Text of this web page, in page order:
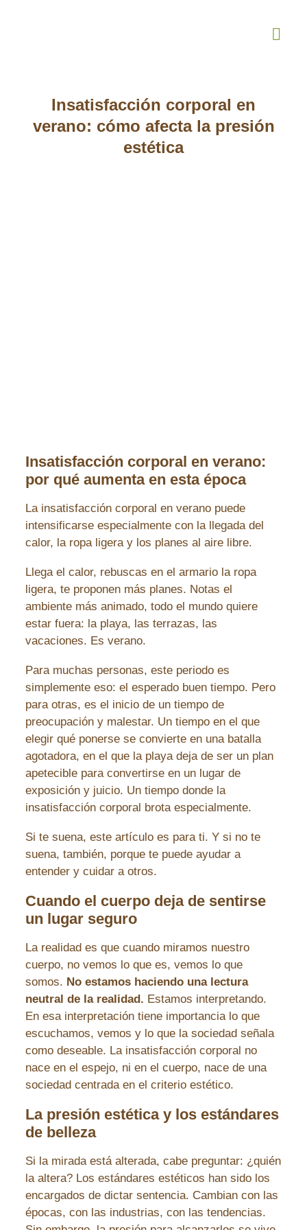
Insatisfacción corporal en
verano: cómo afecta la presión
estética
Insatisfacción corporal en verano:
por qué aumenta en esta época
La insatisfacción corporal en verano puede
intensificarse especialmente con la llegada del
calor, la ropa ligera y los planes al aire libre.
Llega el calor, rebuscas en el armario la ropa
ligera, te proponen más planes. Notas el
ambiente más animado, todo el mundo quiere
estar fuera: la playa, las terrazas, las
vacaciones. Es verano.
Para muchas personas, este periodo es
simplemente eso: el esperado buen tiempo. Pero
para otras, es el inicio de un tiempo de
preocupación y malestar. Un tiempo en el que
elegir qué ponerse se convierte en una batalla
agotadora, en el que la playa deja de ser un plan
apetecible para convertirse en un lugar de
exposición y juicio. Un tiempo donde la
insatisfacción corporal brota especialmente.
Si te suena, este artículo es para ti. Y si no te
suena, también, porque te puede ayudar a
entender y cuidar a otros.
Cuando el cuerpo deja de sentirse
un lugar seguro
La realidad es que cuando miramos nuestro
cuerpo, no vemos lo que es, vemos lo que
somos. No estamos haciendo una lectura
neutral de la realidad. Estamos interpretando.
En esa interpretación tiene importancia lo que
escuchamos, vemos y lo que la sociedad señala
como deseable. La insatisfacción corporal no
nace en el espejo, ni en el cuerpo, nace de una
sociedad centrada en el criterio estético.
La presión estética y los estándares
de belleza
Si la mirada está alterada, cabe preguntar: ¿quién
la altera? Los estándares estéticos han sido los
encargados de dictar sentencia. Cambian con las
épocas, con las industrias, con las tendencias.